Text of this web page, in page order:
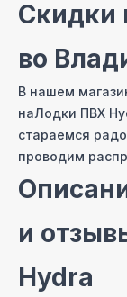
Скидки
во
В нашем
наЛодки ПВХ
стараемся
проводим
и
Hydra